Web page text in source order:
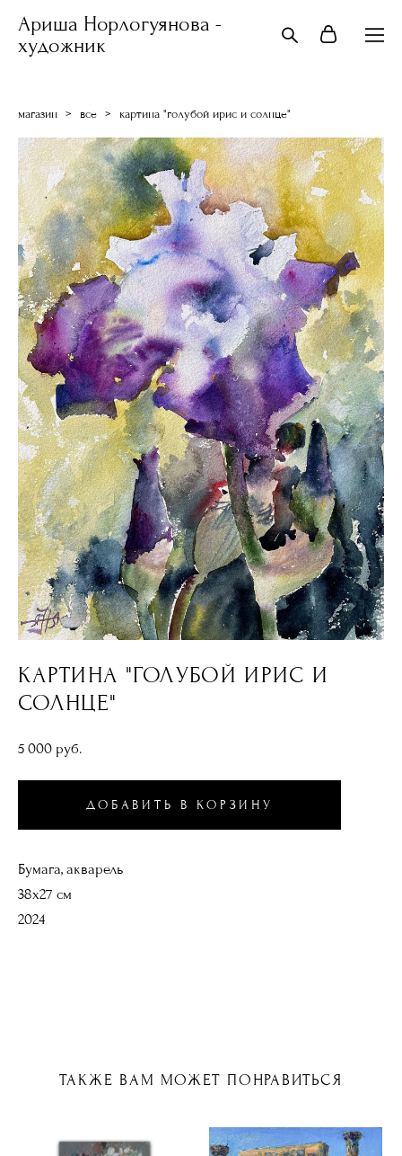
Ариша Норлогуянова -
художник
магазин > все > картина "голубой ирис и солнце"
КАРТИНА "ГОЛУБОЙ ИРИС И
СОЛНЦЕ"
5 000 pуб.
ДОБАВИТЬ В КОРЗИНУ
Бумага, акварель
38х27 см
2024
ТАКЖЕ ВАМ МОЖЕТ ПОНРАВИТЬСЯ